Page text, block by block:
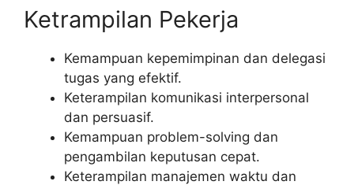
Ketrampilan Pekerja
Kemampuan kepemimpinan dan delegasi
tugas yang efektif.
Keterampilan komunikasi interpersonal
dan persuasif.
Kemampuan problem-solving dan
pengambilan keputusan cepat.
Keterampilan manajemen waktu dan